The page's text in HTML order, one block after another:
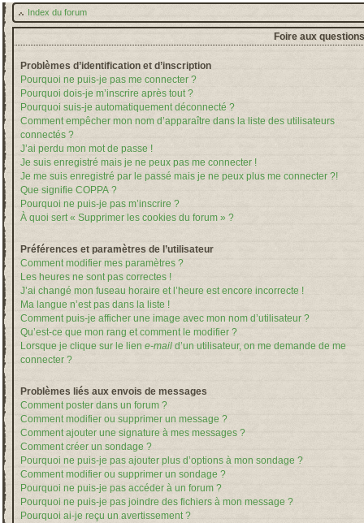
Index du forum
Foire aux
Problèmes d’identification et d’inscription
Pourquoi ne puis-je pas me connecter ?
Pourquoi dois-je m’inscrire après tout ?
Pourquoi suis-je automatiquement déconnecté ?
Comment empêcher mon nom d’apparaître dans la liste des utilisateurs
connectés ?
J’ai perdu mon mot de passe !
Je suis enregistré mais je ne peux pas me connecter !
Je me suis enregistré par le passé mais je ne peux plus me connecter ?!
Que signifie COPPA ?
Pourquoi ne puis-je pas m’inscrire ?
À quoi sert « Supprimer les cookies du forum » ?
Préférences et paramètres de l’utilisateur
Comment modifier mes paramètres ?
Les heures ne sont pas correctes !
J’ai changé mon fuseau horaire et l’heure est encore incorrecte !
Ma langue n’est pas dans la liste !
Comment puis-je afficher une image avec mon nom d’utilisateur ?
Qu’est-ce que mon rang et comment le modifier ?
Lorsque je clique sur le lien e-mail d’un utilisateur, on me demande de me
connecter ?
Problèmes liés aux envois de messages
Comment poster dans un forum ?
Comment modifier ou supprimer un message ?
Comment ajouter une signature à mes messages ?
Comment créer un sondage ?
Pourquoi ne puis-je pas ajouter plus d’options à mon sondage ?
Comment modifier ou supprimer un sondage ?
Pourquoi ne puis-je pas accéder à un forum ?
Pourquoi ne puis-je pas joindre des fichiers à mon message ?
Pourquoi ai-je reçu un avertissement ?